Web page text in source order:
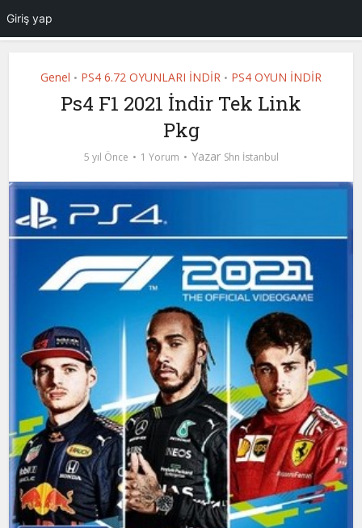
Genel • PS4 6.72 OYUNLARI İNDİR • PS4 OYUN İNDİR
Ps4 F1 2021 İndir Tek Link
Pkg
5 yıl Önce 1 Yorum Yazar Shn İstanbul
Giriş yap